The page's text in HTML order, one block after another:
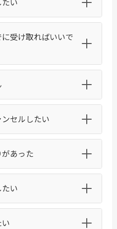
い
受け取ればいいで
セルしたい
あった
い